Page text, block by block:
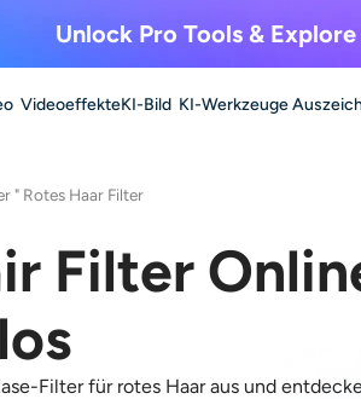
Unlock Pro Tools & Explore
VideoeffekteKI-Bild KI-Werkzeuge
" Rotes Haar Filter
Filter
Filter für rotes Haar aus und